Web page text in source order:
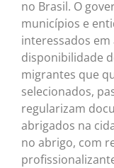
no Brasil. O
municípios e
interessados em
disponibilidade
migrantes que
selecionados,
regularizam
abrigados na
no abrigo, com